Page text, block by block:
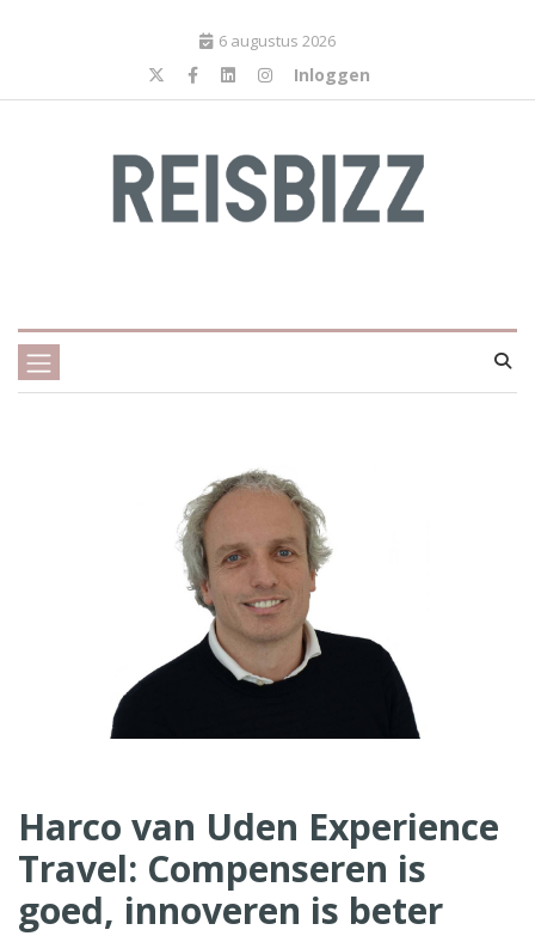
6 augustus 2026
Inloggen
Harco van Uden Experience
Travel: Compenseren is
goed, innoveren is beter